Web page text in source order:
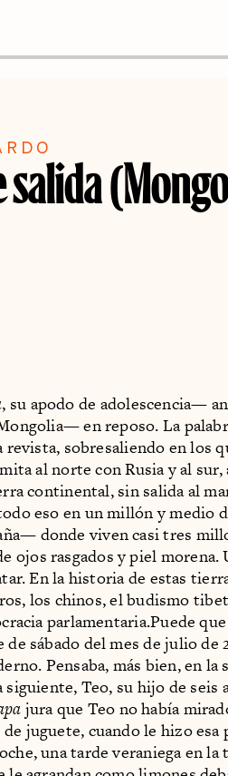
salida
, su apodo de adolescencia—
en reposo. La
revista, sobresaliendo en los
al norte con Rusia y al sur,
continental, sin salida al
eso en un millón y medio
donde viven casi tres
ojos rasgados y piel
En la historia de estas
los chinos, el budismo
parlamentaria.Puede
sábado del mes de julio de
Pensaba, más bien, en la
siguiente, Teo, su hijo de
jura que Teo no había
juguete, cuando le hizo esa
una tarde veraniega en la